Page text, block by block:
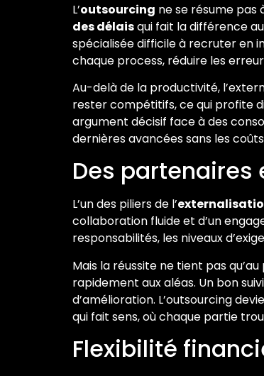
L’outsourcing ne se résume pas
des délaisqui fait la différence
spécialisée difficile à recruter en
chaque process, réduire les
Au-delà de la productivité,
rester compétitifs, ce qui profite
argument décisif face à des
dernières avancées sans les
Des
L’un des piliers de l’
collaboration fluide et d’un
responsabilités, les niveaux
Mais la réussite ne tient pas
rapidement aux aléas. Un bon
d’amélioration. L’outsourcing
qui fait sens, où chaque partie
Flexibilité